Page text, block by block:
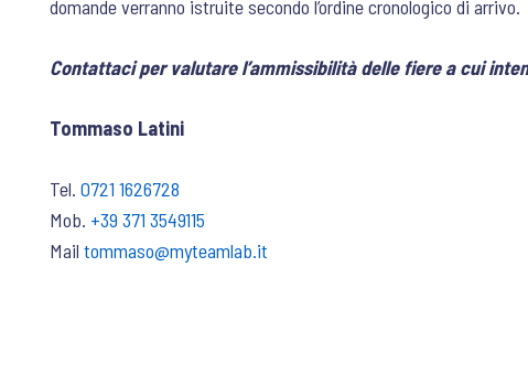
domande verranno istruite secondo l’ordine cronologico di arrivo.
Contattaci per valutare l’ammissibilità delle fiere a cui
Tommaso Latini
Tel. 0721 1626728
Mob. +39 371 3549115
Mail tommaso@myteamlab.it